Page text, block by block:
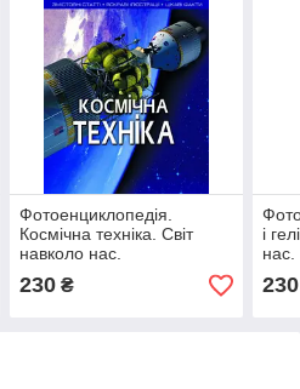
Фотоенциклопедія.
Космічна техніка. Світ
навколо нас.
230₴
і
нас.
230